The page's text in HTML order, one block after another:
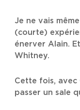
Je ne vais
(courte)
énerver Alain.
Whitney.
Cette fois, avec
passer un sale